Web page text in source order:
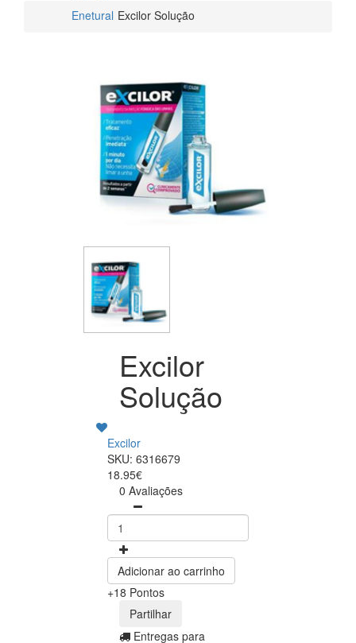
Enetural Excilor Solução
Excilor
Solução
Excilor
SKU: 6316679
18.95€
0 Avaliações
Adicionar ao carrinho
+18 Pontos
Partilhar
Entregas para